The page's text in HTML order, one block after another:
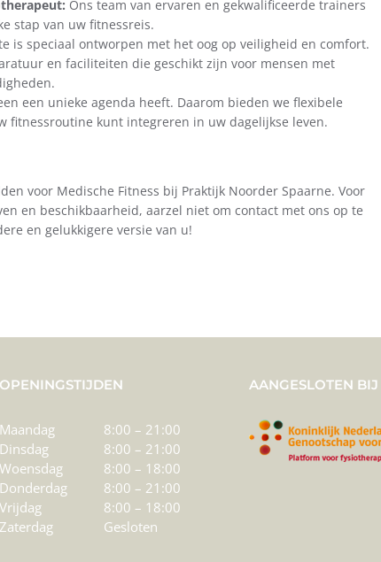
Ons team van ervaren en gekwalificeerde trainers
stap van uw fitnessreis.
is speciaal ontworpen met het oog op veiligheid en comfort.
en faciliteiten die geschikt zijn voor mensen met
een unieke agenda heeft. Daarom bieden we flexibele
fitnessroutine kunt integreren in uw dagelijkse leven.
voor Medische Fitness bij Praktijk Noorder Spaarne. Voor
en beschikbaarheid, aarzel niet om contact met ons op te
en gelukkigere versie van u!
OPENINGSTIJDEN
Maandag
8:00 – 21:00
Dinsdag
8:00 – 21:00
Woensdag
8:00 – 18:00
Donderdag
8:00 – 21:00
Vrijdag
8:00 – 18:00
Zaterdag
Gesloten
AANGESLOTEN BIJ